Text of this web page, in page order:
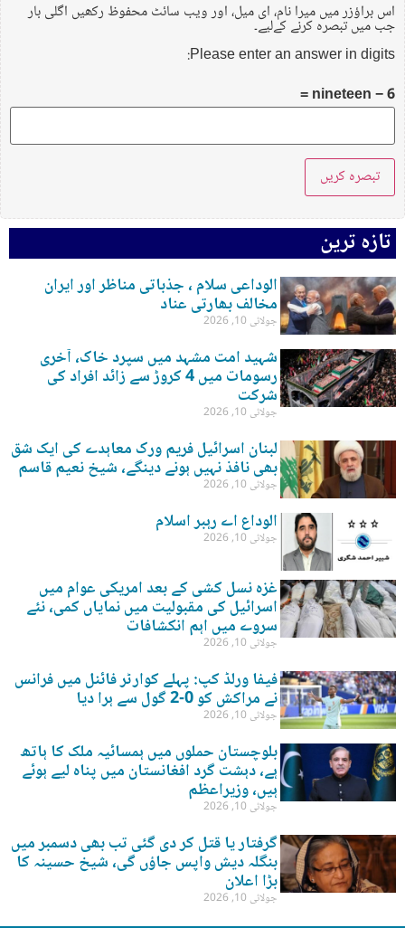
اس براؤزر میں میرا نام، ای میل، اور ویب سائٹ محفوظ رکھیں اگلی بار
جب میں تبصرہ کرنے کےلیے۔
Please enter an answer in digits:
nineteen − 6 =
تازہ ترین
الوداعی سلام ، جذباتی مناظر اور ایران
مخالف بھارتی عناد
جولائی 10, 2026
شہید امت مشہد میں سپرد خاک، آخری
رسومات میں 4 کروڑ سے زائد افراد کی
شرکت
جولائی 10, 2026
لبنان اسرائیل فریم ورک معاہدے کی ایک شق
بھی نافذ نہیں ہونے دینگے، شیخ نعیم قاسم
جولائی 10, 2026
الوداع اے رہبر اسلام
جولائی 10, 2026
غزہ نسل کشی کے بعد امریکی عوام میں
اسرائیل کی مقبولیت میں نمایاں کمی، نئے
سروے میں اہم انکشافات
جولائی 10, 2026
فیفا ورلڈ کپ: پہلے کوارٹر فائنل میں فرانس
نے مراکش کو 0-2 گول سے ہرا دیا
جولائی 10, 2026
بلوچستان حملوں میں ہمسائیہ ملک کا ہاتھ
ہے، دہشت گرد افغانستان میں پناہ لیے ہوئے
ہیں، وزیراعظم
جولائی 10, 2026
گرفتار یا قتل کر دی گئی تب بھی دسمبر میں
بنگلہ دیش واپس جاؤں گی، شیخ حسینہ کا
بڑا اعلان
جولائی 10, 2026